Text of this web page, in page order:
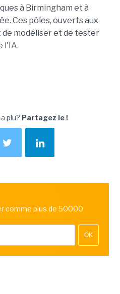
à Birmingham et à
Ces pôles, ouverts aux
modéliser et de tester
l'IA.
plu? Partagez le !
comme plus de 50000
OK